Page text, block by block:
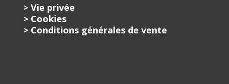
> Vie privée
> Cookies
> Conditions générales de vente